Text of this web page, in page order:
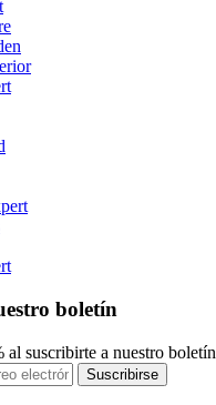
boletín
al suscribirte a nuestro boletín
Suscribirse